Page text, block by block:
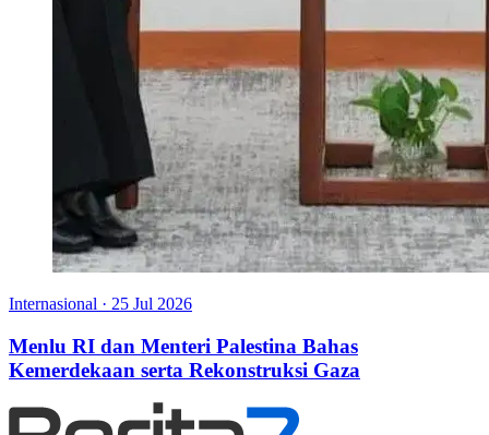
Internasional · 25 Jul 2026
Menlu RI dan Menteri Palestina Bahas
Kemerdekaan serta Rekonstruksi Gaza